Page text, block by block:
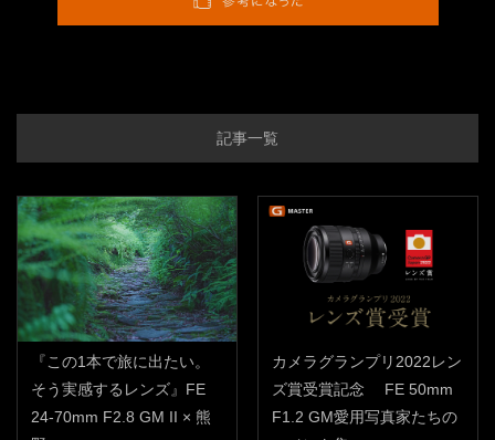
記事一覧
『この1本で旅に出たい。
そう実感するレンズ』FE
24-70mm F2.8 GM II × 熊
カメラグランプリ2022レン
ズ賞受賞記念 FE 50mm
F1.2 GM愛用写真家たちの